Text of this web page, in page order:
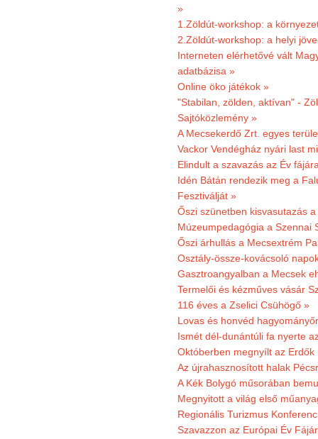
»
1.Zöldút-workshop: a
2.Zöldút-workshop: a helyi
Interneten elérhetővé vált
adatbázisa »
Online öko játékok »
"Stabilan, zölden, aktívan" -
Sajtóközlemény »
A Mecsekerdő Zrt. egyes
Vackor Vendégház nyári last
Elindult a szavazás az Év
Idén Bátán rendezik meg a
Fesztiválját »
Őszi szünetben kisvasutazás
Múzeumpedagógia a Szennai
Őszi árhullás a Mecsextrém
Osztály-össze-kovácsoló
Gasztroangyalban a Mecsek
Termelői és kézműves vásár
116 éves a Zselici Csühögő »
Lovas és honvéd
Ismét dél-dunántúli fa nyerte
Októberben megnyílt az
Az újrahasznosított halak
A Kék Bolygó műsorában
Megnyitott a világ első
Regionális Turizmus
Szavazzon az Európai Év